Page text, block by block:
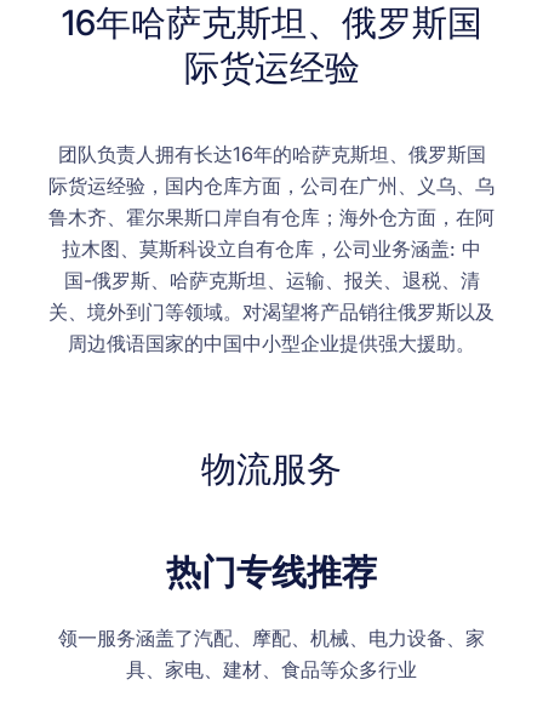
16年哈萨克斯坦、俄罗斯国
际货运经验
团队负责人拥有长达16年的哈萨克斯坦、俄罗斯国
际货运经验，国内仓库方面，公司在广州、义乌、乌
鲁木齐、霍尔果斯口岸自有仓库；海外仓方面，在阿
拉木图、莫斯科设立自有仓库，公司业务涵盖: 中
国-俄罗斯、哈萨克斯坦、运输、报关、退税、清
关、境外到门等领域。对渴望将产品销往俄罗斯以及
周边俄语国家的中国中小型企业提供强大援助。
物流服务
热门专线推荐
领一服务涵盖了汽配、摩配、机械、电力设备、家
具、家电、建材、食品等众多行业